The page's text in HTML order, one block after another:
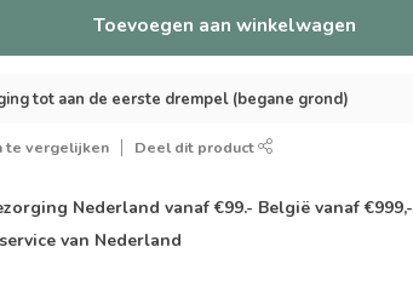
Toevoegen aan winkelwagen
tot aan de eerste drempel (begane grond)
te vergelijken Deel dit product
Nederland vanaf €99.- België vanaf €999,-
service van Nederland